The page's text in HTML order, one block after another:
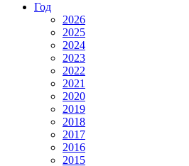
Год
2026
2025
2024
2023
2022
2021
2020
2019
2018
2017
2016
2015